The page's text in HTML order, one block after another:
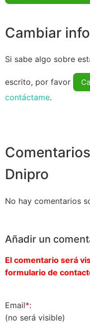
Cambiar
Si sabe algo sobre
escrito, por favor
contáctame.
Dnipro
No hay comentarios
Añadir un
El comentario será
formulario de
Email*:
(no será visible)